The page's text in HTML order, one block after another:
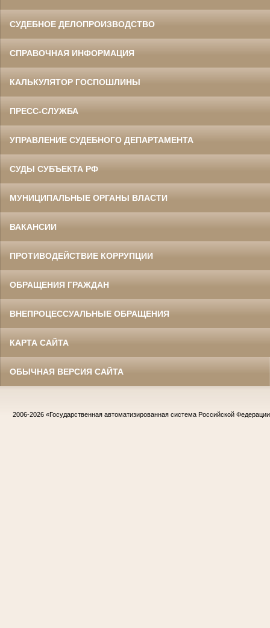
СУДЕБНОЕ ДЕЛОПРОИЗВОДСТВО
СПРАВОЧНАЯ ИНФОРМАЦИЯ
КАЛЬКУЛЯТОР ГОСПОШЛИНЫ
ПРЕСС-СЛУЖБА
УПРАВЛЕНИЕ СУДЕБНОГО ДЕПАРТАМЕНТА
СУДЫ СУБЪЕКТА РФ
МУНИЦИПАЛЬНЫЕ ОРГАНЫ ВЛАСТИ
ВАКАНСИИ
ПРОТИВОДЕЙСТВИЕ КОРРУПЦИИ
ОБРАЩЕНИЯ ГРАЖДАН
ВНЕПРОЦЕССУАЛЬНЫЕ ОБРАЩЕНИЯ
КАРТА САЙТА
ОБЫЧНАЯ ВЕРСИЯ САЙТА
2006-2026 «Государственная автоматизированная система Российской